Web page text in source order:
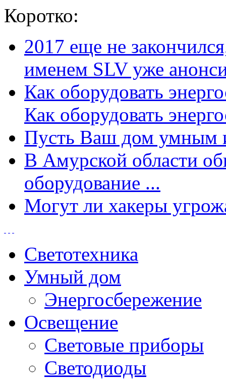
Коротко:
2017 еще не
именем SLV уже
Как оборудовать
Как оборудовать
Пусть Ваш дом умным
В Амурской области
оборудование ...
Могут ли хакеры
Светотехника
Умный дом
Энергосбережение
Освещение
Световые приборы
Светодиоды